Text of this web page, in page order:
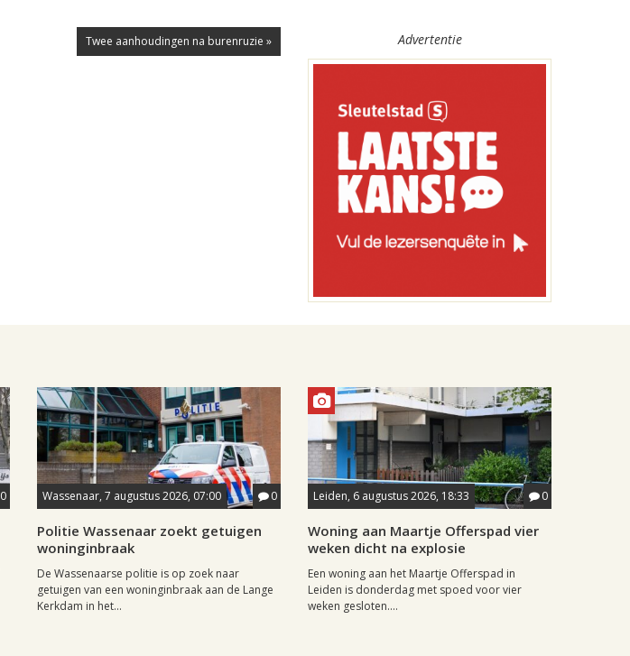
Twee aanhoudingen na burenruzie » Advertentie
0 Wassenaar, 7 augustus 2026, 07:00 0
Politie Wassenaar zoekt getuigen
woninginbraak
De Wassenaarse politie is op zoek naar
getuigen van een woninginbraak aan de Lange
Kerkdam in het...
Leiden, 6 augustus 2026, 18:33 0
Woning aan Maartje Offerspad vier
weken dicht na explosie
Een woning aan het Maartje Offerspad in
Leiden is donderdag met spoed voor vier
weken gesloten....